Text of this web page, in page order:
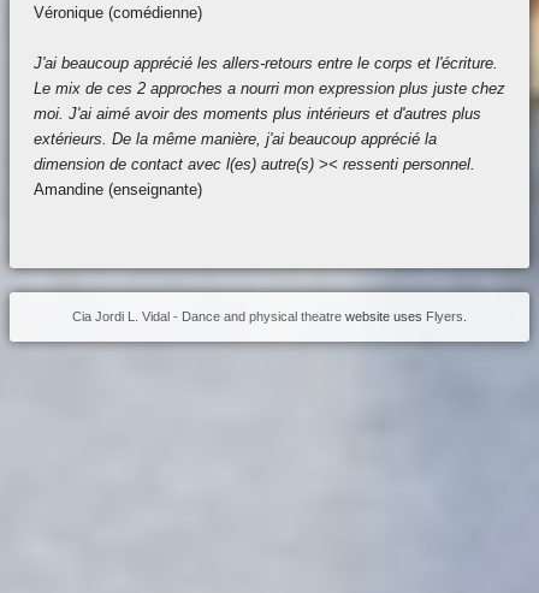
Véronique (comédienne)
J'ai beaucoup apprécié les allers-retours entre le corps et l'écriture.
Le mix de ces 2 approches a nourri mon expression plus juste chez
moi. J'ai aimé avoir des moments plus intérieurs et d'autres plus
extérieurs. De la même manière, j'ai beaucoup apprécié la
dimension de contact avec l(es) autre(s) >< ressenti personnel.
Amandine (enseignante)
Cia Jordi L. Vidal - Dance and physical theatre website uses Flyers